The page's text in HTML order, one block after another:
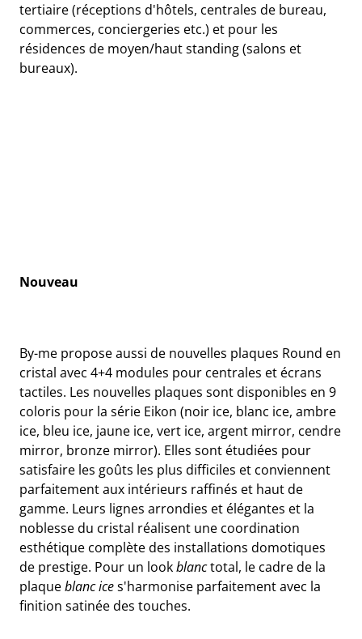
tertiaire (réceptions d'hôtels, centrales de bureau,
commerces, conciergeries etc.) et pour les
résidences de moyen/haut standing (salons et
bureaux).
Nouveau
By-me propose aussi de nouvelles plaques Round en
cristal avec 4+4 modules pour centrales et écrans
tactiles. Les nouvelles plaques sont disponibles en 9
coloris pour la série Eikon (noir ice, blanc ice, ambre
ice, bleu ice, jaune ice, vert ice, argent mirror, cendre
mirror, bronze mirror). Elles sont étudiées pour
satisfaire les goûts les plus difficiles et conviennent
parfaitement aux intérieurs raffinés et haut de
gamme. Leurs lignes arrondies et élégantes et la
noblesse du cristal réalisent une coordination
esthétique complète des installations domotiques
de prestige. Pour un lookblanctotal, le cadre de la
plaqueblanc ices'harmonise parfaitement avec la
finition satinée des touches.